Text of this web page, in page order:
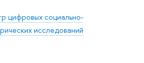
цифровых социально-
исследований